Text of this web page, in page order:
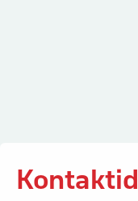
Kontaktid